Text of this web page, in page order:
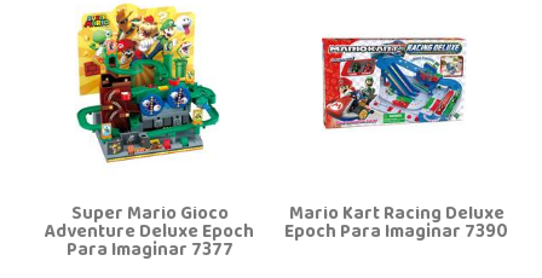
Super Mario Gioco
Adventure Deluxe Epoch
Para Imaginar 7377
Mario Kart Racing Deluxe
Epoch Para Imaginar 7390